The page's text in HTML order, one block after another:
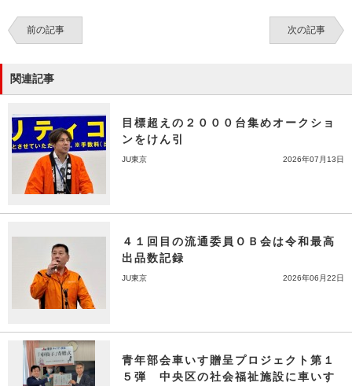
前の記事 次の記事
関連記事
目標超えの２０００台集めオークショ
ンをけん引
JU東京 2026年07月13日
４１回目の流通委員ＯＢ会は令和最高
出品数記録
JU東京 2026年06月22日
青年部会車いす贈呈プロジェクト第１
５弾 中央区の社会福祉施設に車いす